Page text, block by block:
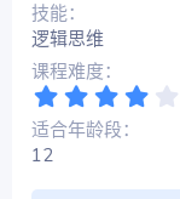
技能
逻辑思维
课程难度
适合年龄段
12